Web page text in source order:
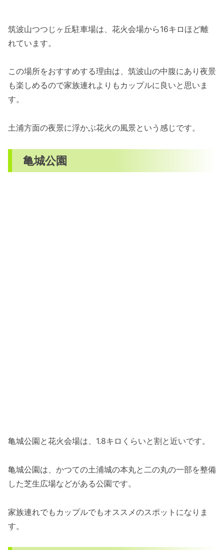
筑波山つつじヶ丘駐車場は、花火会場から16キロほど離
れています。
この場所をおすすめする理由は、筑波山の中腹にあり夜景
も楽しめるので家族連れよりもカップルに良いと思いま
す。
土浦方面の夜景に浮かぶ花火の風景という感じです。
亀城公園
亀城公園と花火会場は、1.8キロくらいと割と近いです。
亀城公園は、かつての土浦城の本丸と二の丸の一部を整備
した芝生広場などがある公園です。
家族連れでもカップルでもオススメのスポットになりま
す。